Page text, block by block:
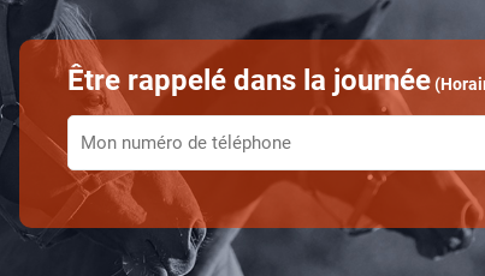
Être rappelé dans la journée